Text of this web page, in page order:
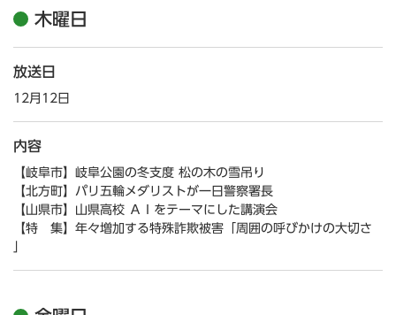
木曜日
放送日
12月12日
内容
【岐阜市】岐阜公園の冬支度 松の木の雪吊り
【北方町】パリ五輪メダリストが一日警察署長
【山県市】山県高校 ＡＩをテーマにした講演会
【特 集】年々増加する特殊詐欺被害「周囲の呼びかけの大切さ